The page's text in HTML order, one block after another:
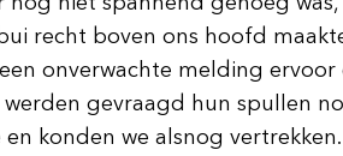
recht boven ons hoofd
onverwachte melding
gevraagd hun spullen
konden we alsnog